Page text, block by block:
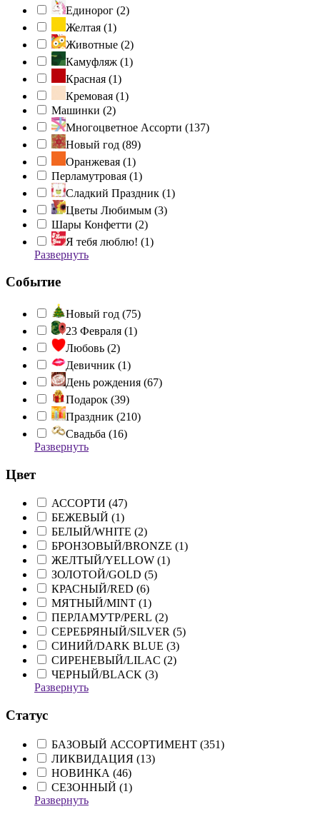
Единорог (2)
Желтая (1)
Животные (2)
Камуфляж (1)
Красная (1)
Кремовая (1)
Машинки (2)
Многоцветное Ассорти (137)
Новый год (89)
Оранжевая (1)
Перламутровая (1)
Сладкий Праздник (1)
Цветы Любимым (3)
Шары Конфетти (2)
Я тебя люблю! (1)
Развернуть
Событие
Новый год (75)
23 Февраля (1)
Любовь (2)
Девичник (1)
День рождения (67)
Подарок (39)
Праздник (210)
Свадьба (16)
Развернуть
Цвет
АССОРТИ (47)
БЕЖЕВЫЙ (1)
БЕЛЫЙ/WHITE (2)
БРОНЗОВЫЙ/BRONZE (1)
ЖЕЛТЫЙ/YELLOW (1)
ЗОЛОТОЙ/GOLD (5)
КРАСНЫЙ/RED (6)
МЯТНЫЙ/MINT (1)
ПЕРЛАМУТР/PERL (2)
СЕРЕБРЯНЫЙ/SILVER (5)
СИНИЙ/DARK BLUE (3)
СИРЕНЕВЫЙ/LILAC (2)
ЧЕРНЫЙ/BLACK (3)
Развернуть
Статус
БАЗОВЫЙ АССОРТИМЕНТ (351)
ЛИКВИДАЦИЯ (13)
НОВИНКА (46)
СЕЗОННЫЙ (1)
Развернуть